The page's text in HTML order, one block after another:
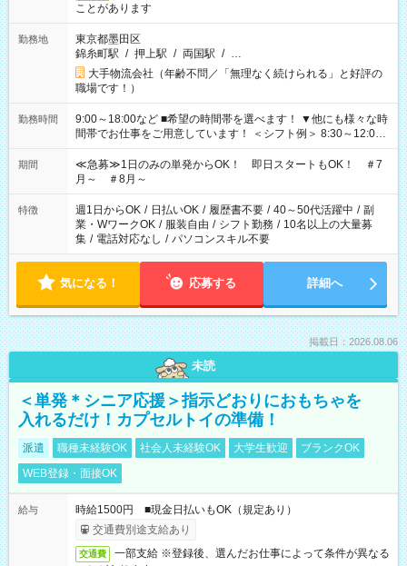
ことがあります
勤務地
東京都墨田区
錦糸町駅 / 押上駅 / 両国駅 / …
大手物流会社（年齢不問／「無理なく続けられる」と好評の
職場です！）
勤務時間
9:00～18:00など ■希望の時間帯を選べます！ ▼他にも様々な時
間帯でお仕事をご用意しています！ ＜シフト例＞ 8:30～12:00
17:00～22:00 13:00～22:00 22:00～翌6:00 など
期間
≪急募≫1日のみの単発からOK！ 即日スタートもOK！ ＃7
月～ ＃8月～
特徴 週1日からOK / 日払いOK / 履歴書不要 / 40～50代活躍中 / 副
業・WワークOK / 服装自由 / シフト勤務 / 10名以上の大量募
集 / 電話対応なし / パソコンスキル不要
気になる！ 応募する 詳細へ
掲載日：2026.08.06
未読
＜単発＊シニア応援＞指示どおりにおもちゃを
入れるだけ！カプセルトイの準備！
派遣 職種未経験OK 社会人未経験OK 大学生歓迎
ブランクOK
WEB登録・面接OK
給与
時給1500円 ■現金日払いもOK（規定あり）
交通費別途支給あり
交通費
一部支給 ※登録後、選んだお仕事によって条件が異なる